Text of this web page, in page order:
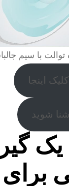
توالت با سیم
اینجا
شوید